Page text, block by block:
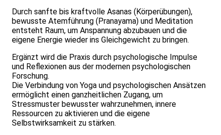
Durch sanfte bis kraftvolle Asanas (Körperübungen),
bewusste Atemführung (Pranayama) und Meditation
entsteht Raum, um Anspannung abzubauen und die
eigene Energie wieder ins Gleichgewicht zu bringen.
Ergänzt wird die Praxis durch psychologische Impulse
und Reflexionen aus der modernen psychologischen
Forschung.
Die Verbindung von Yoga und psychologischen Ansätzen
ermöglicht einen ganzheitlichen Zugang, um
Stressmuster bewusster wahrzunehmen, innere
Ressourcen zu aktivieren und die eigene
Selbstwirksamkeit zu stärken.